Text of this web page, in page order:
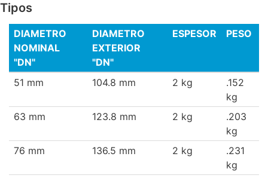
Tipos
DIAMETRO
NOMINAL
"DN"
DIAMETRO
EXTERIOR
"DN"
ESPESOR PESO
51 mm 104.8 mm 2 kg
.152
kg
63 mm
123.8 mm 2 kg
.203
kg
76 mm
136.5 mm 2 kg
.231
kg